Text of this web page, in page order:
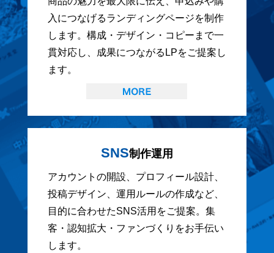
入につなげるランディングページを制作
します。構成・デザイン・コピーまで一
貫対応し、成果につながるLPをご提案し
ます。
SNS制作運用
アカウントの開設、プロフィール設計、
投稿デザイン、運用ルールの作成など、
目的に合わせたSNS活用をご提案。集
客・認知拡大・ファンづくりをお手伝い
します。